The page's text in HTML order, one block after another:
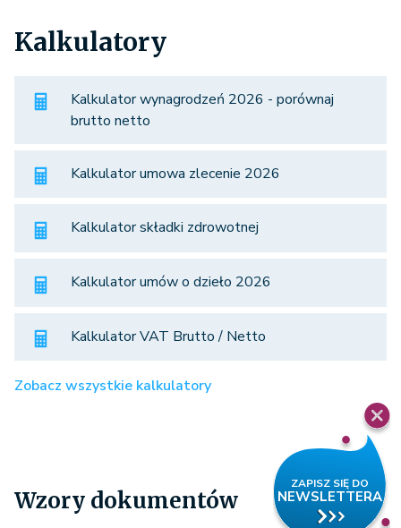
Kalkulatory
Kalkulator wynagrodzeń 2026 - porównaj
brutto netto
Kalkulator umowa zlecenie 2026
Kalkulator składki zdrowotnej
Kalkulator umów o dzieło 2026
Kalkulator VAT Brutto / Netto
Zobacz wszystkie kalkulatory
Wzory dokumentów